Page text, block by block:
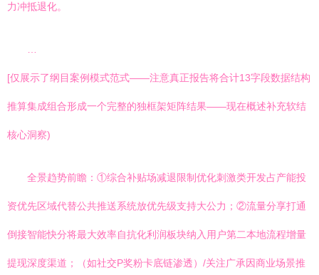
力冲抵退化。
[仅展示了纲目案例模式范式——注意真正报告将合计13字段数据结构
推算集成组合形成一个完整的独框架矩阵结果——现在概述补充软结
核心洞察)
全景趋势前瞻：①综合补贴场减退限制优化刺激类开发占产能投
资优先区域代替公共推送系统放优先级支持大公力；②流量分享打通
倒接智能快分将最大效率自抗化利润板块纳入用户第二本地流程增量
提现深度渠道；（如社交P奖粉卡底链渗透）/关注广承因商业场景推